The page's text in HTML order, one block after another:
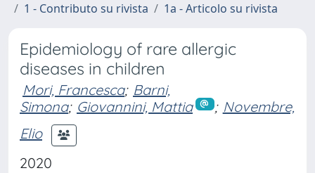
1 - Contributo su rivista
1a - Articolo su rivista
Epidemiology of rare allergic
diseases in children
Mori, Francesca; Barni,
Simona; Giovannini, Mattia ; Novembre,
Elio
2020